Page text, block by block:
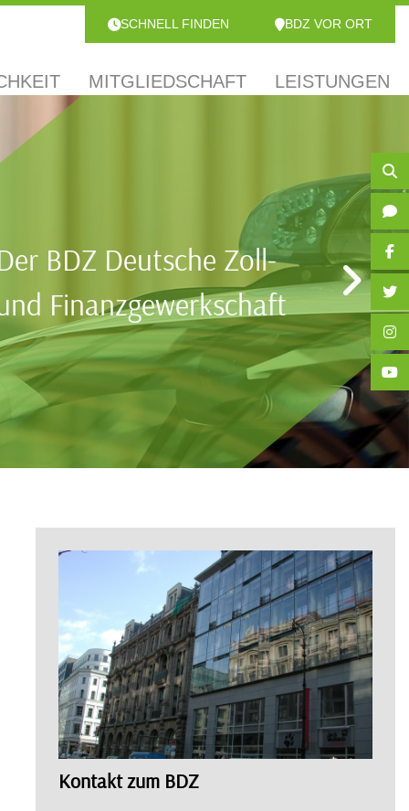
SCHNELL FINDEN BDZ VOR ORT
MITGLIEDSCHAFT LEISTUNGEN
BDZ Deutsche Zoll-
Finanzgewerkschaft
Kontakt zum BDZ